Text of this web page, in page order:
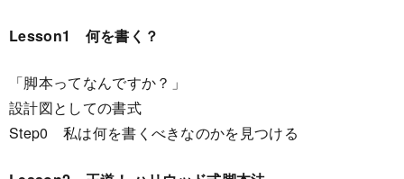
Lesson1 何を書く？
「脚本ってなんですか？」
設計図としての書式
Step0 私は何を書くべきなのかを見つける